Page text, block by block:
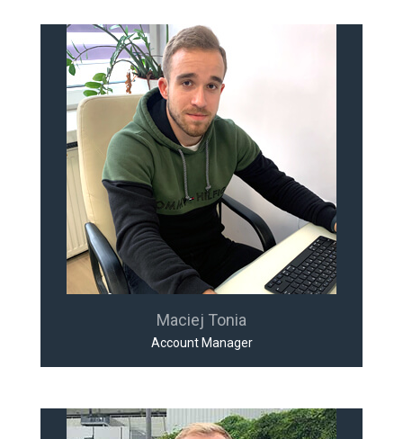
Maciej Tonia
Account Manager